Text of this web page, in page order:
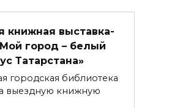
книжная выставка-
город – белый
Татарстана»
городская библиотека
выездную книжную